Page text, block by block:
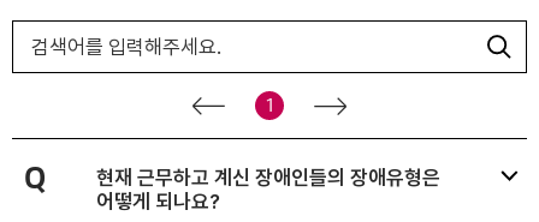
전
1
음
Q
현재 근무하고 계신 장애인들의 장애유형은
어떻게 되나요?